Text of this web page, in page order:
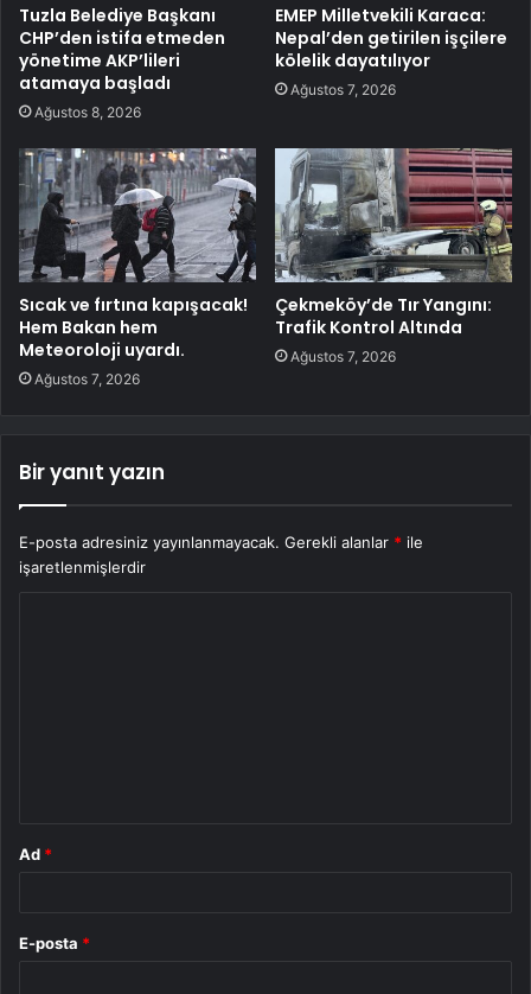
Tuzla Belediye Başkanı
CHP’den istifa etmeden
yönetime AKP’lileri
atamaya başladı
Ağustos 8, 2026
EMEP Milletvekili Karaca:
Nepal’den getirilen işçilere
kölelik dayatılıyor
Ağustos 7, 2026
Sıcak ve fırtına kapışacak!
Hem Bakan hem
Meteoroloji uyardı.
Ağustos 7, 2026
Çekmeköy’de Tır Yangını:
Trafik Kontrol Altında
Ağustos 7, 2026
Bir yanıt yazın
E-posta adresiniz yayınlanmayacak. Gerekli alanlar * ile
işaretlenmişlerdir
Ad *
E-posta *